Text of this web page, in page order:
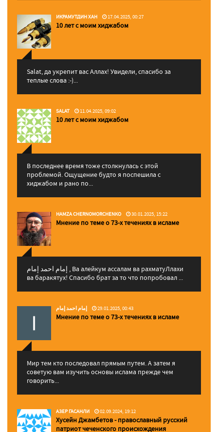
ИКРАМУТДИН ХАН 17.04.2025, 00:27
10 лет с моим хиджабом
Salat, да укрепит вас Аллаx! Увидели, спасибо за
теплые слова :-)...
SALAT 11.04.2025, 09:02
10 лет с моим хиджабом
В последнее время тоже столкнулась с этой
проблемой. Ощущение будто я поспешила с
хиджабом и рано по...
HAMZA CHERNOMORCHENKO 30.01.2025, 15:22
Мнение по теме о 73-х течениях в исламе
إمام احمد إمام , Ва алейкум ассалам ва рахматуЛлахи
ва баракятух! Спасибо брат за то что попробовал ...
إمام احمد إمام 29.01.2025, 00:43
Мнение по теме о 73-х течениях в исламе
Мир тем кто последовал прямым путем. А затем я
советую вам изучить основы ислама прежде чем
говорить...
АЗЕР ГАСАНЛИ 02.09.2024, 19:12
Хусейн Джамбетов - православный русский
патриот чеченского происхождения